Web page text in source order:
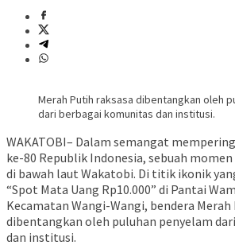
Merah Putih raksasa dibentangkan oleh
dari berbagai komunitas dan institusi.
WAKATOBI– Dalam semangat
ke-80 Republik Indonesia, sebuah
di bawah laut Wakatobi. Di titik ikonik
“Spot Mata Uang Rp10.000” di Pantai
Kecamatan Wangi-Wangi, bendera Merah
dibentangkan oleh puluhan penyelam
dan institusi.